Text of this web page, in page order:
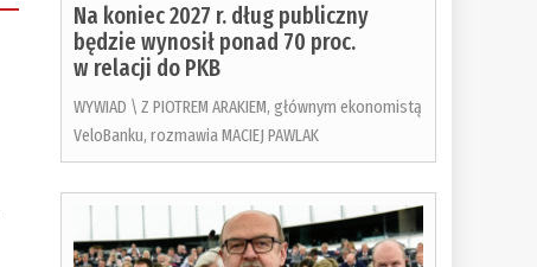
Na koniec 2027 r. dług publiczny
będzie wynosił ponad 70 proc.
w relacji do PKB
WYWIAD \ Z PIOTREM ARAKIEM, głównym ekonomistą
VeloBanku, rozmawia MACIEJ PAWLAK